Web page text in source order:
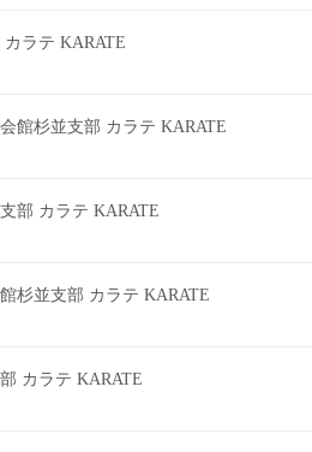
ラテ KARATE
館杉並支部 カラテ KARATE
部 カラテ KARATE
杉並支部 カラテ KARATE
カラテ KARATE